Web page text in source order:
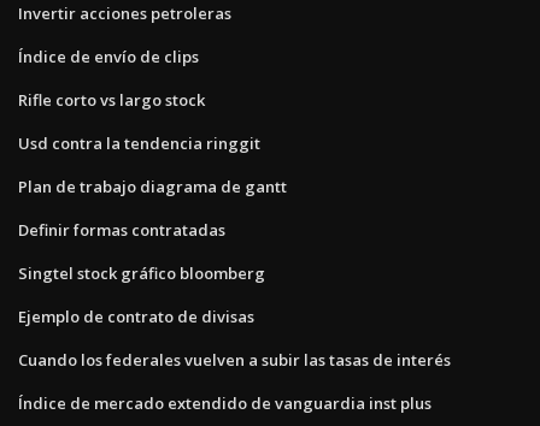
Invertir acciones petroleras
Índice de envío de clips
Rifle corto vs largo stock
Usd contra la tendencia ringgit
Plan de trabajo diagrama de gantt
Definir formas contratadas
Singtel stock gráfico bloomberg
Ejemplo de contrato de divisas
Cuando los federales vuelven a subir las tasas de interés
Índice de mercado extendido de vanguardia inst plus